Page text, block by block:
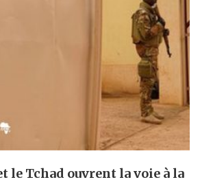
le Tchad ouvrent la voie à la